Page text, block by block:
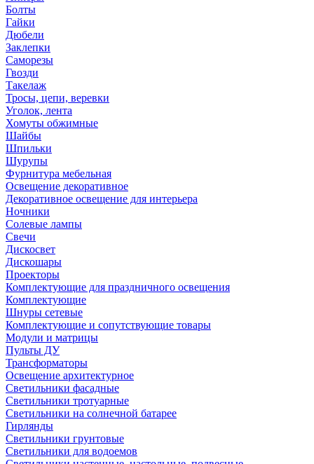
Болты
Гайки
Дюбели
Заклепки
Саморезы
Гвозди
Такелаж
Тросы, цепи, веревки
Уголок, лента
Хомуты обжимные
Шайбы
Шпильки
Шурупы
Фурнитура мебельная
Освещение декоративное
Декоративное освещение для интерьера
Ночники
Солевые лампы
Свечи
Дискосвет
Дискошары
Проекторы
Комплектующие для праздничного освещения
Комплектующие
Шнуры сетевые
Комплектующие и сопутствующие товары
Модули и матрицы
Пульты ДУ
Трансформаторы
Освещение архитектурное
Светильники фасадные
Светильники тротуарные
Светильники на солнечной батарее
Гирлянды
Светильники грунтовые
Светильники для водоемов